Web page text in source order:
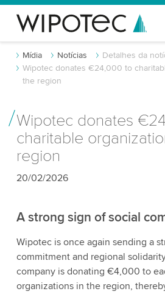
Mídia Notícias
Detalhes da
Wipotec donates €24,000 to
the region
Wipotec donates
charitable
region
20/02/2026
A strong sign of social
Wipotec is once again sending a
commitment and regional
company is donating €4,000 to
organizations in the region,